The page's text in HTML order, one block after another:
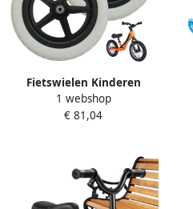
Fietswielen Kinderen
Loopfiets Wielen Fietsen
Leren Lichtgewicht Nylon
1 webshop
€ 81,04